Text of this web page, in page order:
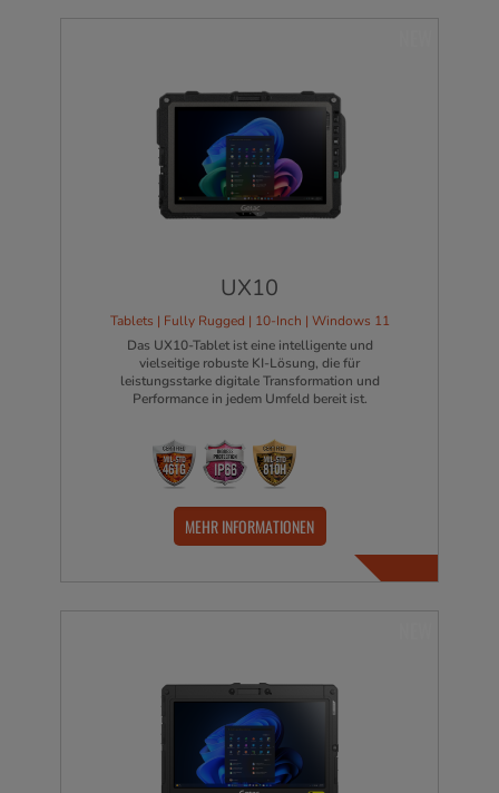
UX10
Tablets | Fully Rugged | 10-Inch | Windows 11
Das UX10-Tablet ist eine intelligente und
vielseitige robuste KI-Lösung, die für
leistungsstarke digitale Transformation und
Performance in jedem Umfeld bereit ist.
MEHR INFORMATIONEN